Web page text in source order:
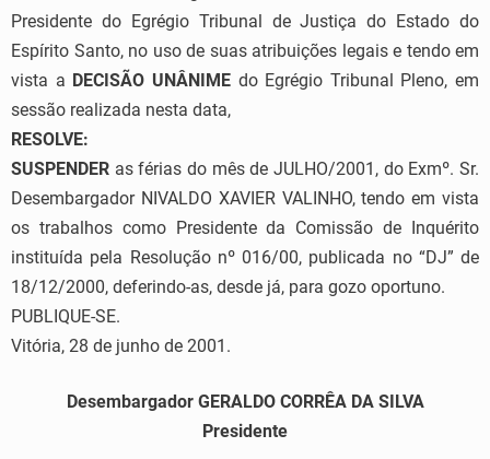
Presidente do Egrégio Tribunal de Justiça do Estado do
Espírito Santo, no uso de suas atribuições legais e tendo em
vista a DECISÃO UNÂNIMEdo Egrégio Tribunal Pleno, em
sessão realizada nesta data,
RESOLVE:
SUSPENDER as férias do mês de JULHO/2001, do Exmº. Sr.
Desembargador NIVALDO XAVIER VALINHO, tendo em vista
os trabalhos como Presidente da Comissão de Inquérito
instituída pela Resolução nº 016/00, publicada no “DJ” de
18/12/2000, deferindo-as, desde já, para gozo oportuno.
PUBLIQUE-SE.
Vitória, 28 de junho de 2001.
Desembargador GERALDO CORRÊA DA SILVA
Presidente